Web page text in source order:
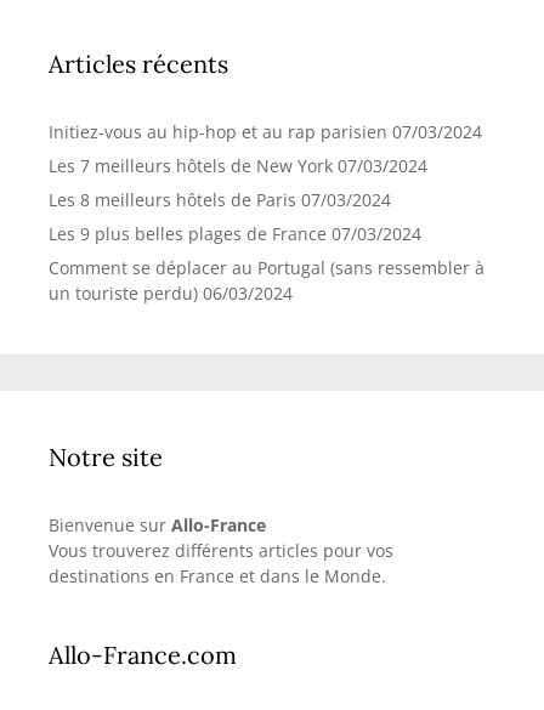
Articles récents
Initiez-vous au hip-hop et au rap parisien 07/03/2024
Les 7 meilleurs hôtels de New York 07/03/2024
Les 8 meilleurs hôtels de Paris 07/03/2024
Les 9 plus belles plages de France 07/03/2024
Comment se déplacer au Portugal (sans ressembler à
un touriste perdu) 06/03/2024
Notre site
Bienvenue sur Allo-France
Vous trouverez différents articles pour vos
destinations en France et dans le Monde.
Allo-France.com